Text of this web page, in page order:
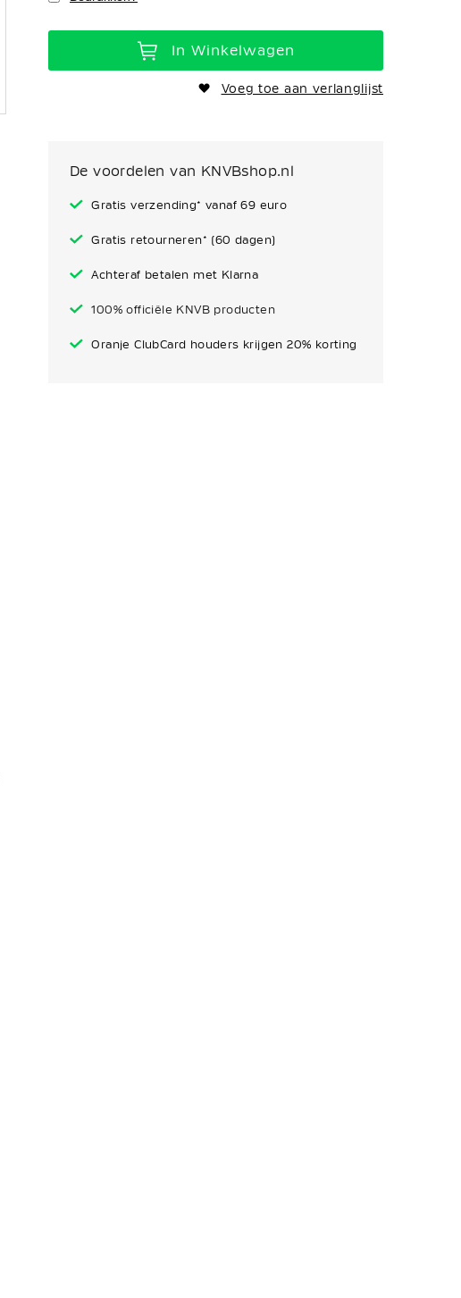
In Winkelwagen
Voeg toe aan verlanglijst
De voordelen van KNVBshop.nl
Gratis verzending* vanaf 69 euro
Gratis retourneren* (60 dagen)
Achteraf betalen met Klarna
100% officiële KNVB producten
Oranje ClubCard houders krijgen 20% korting